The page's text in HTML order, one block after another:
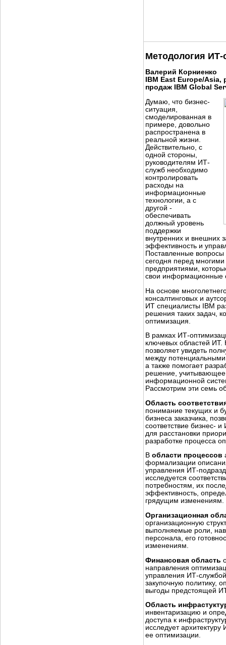
Методология ИТ-
Валерий Корниенко
IBM East Europe/
продаж IBM Global
Думаю, что бизнес-
ситуация,
смоделированная в
примере, довольно
распространена в
реальной жизни.
Действительно, с
одной стороны,
руководителям ИТ-
служб необходимо
контролировать
расходы на
информационные
технологии, а с
другой -
обеспечивать
должный уровень
поддержки
внутренних и внешних
эффективность и
Поставленные
сегодня перед
предприятиями,
свои информационные
На основе
консалтинговых и
ИТ специалисты IBM
решения таких задач,
оптимизация.
В рамках ИТ-
ключевых областей
позволяет увидеть
между
а также помогает
решение, учитывающее
информационной
Рассмотрим эти семь
Область
понимание текущих и
бизнеса заказчика,
соответствие бизнес- и
для расстановки
разработке процесса
В области процессов
формализации
управления ИТ-
исследуется
потребностям, их
эффективность,
грядущим изменениям.
Организационная
организационную
выполняемые роли,
персонала, его
изменениям.
Финансовая область
направления
управления ИТ-
закупочную политику,
выгоды предстоящей
Область
инвентаризацию и
доступа к
исследует
ее оптимизации.